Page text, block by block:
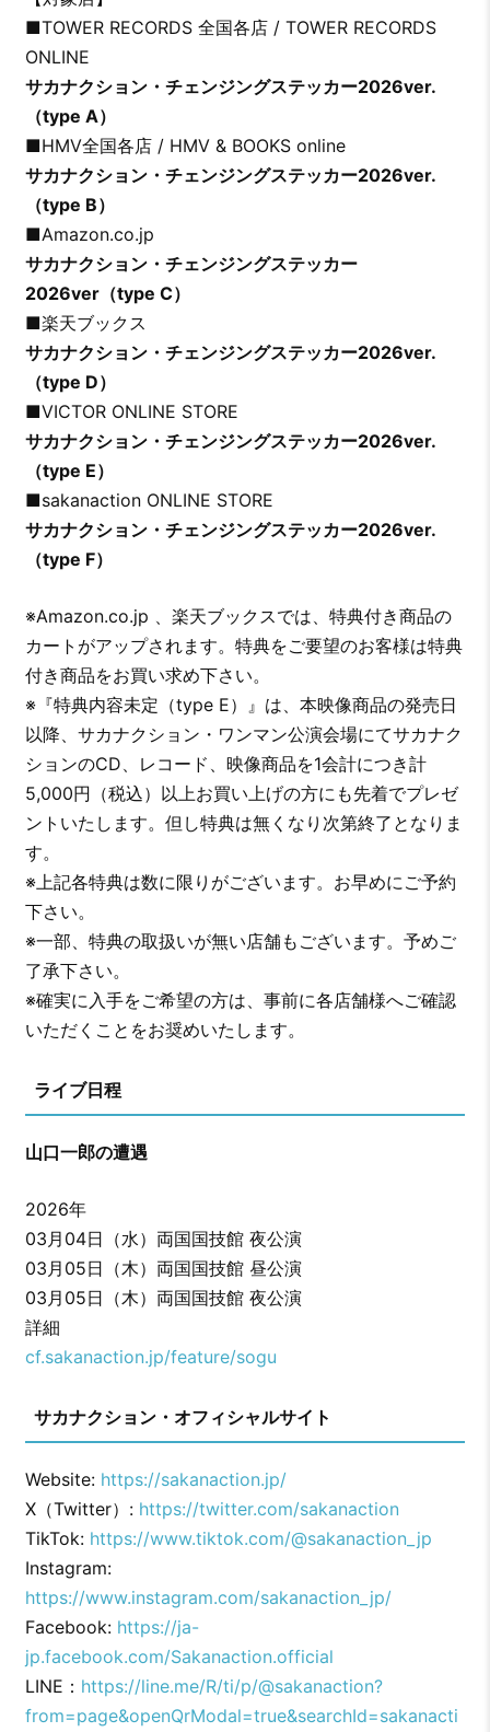
■TOWER RECORDS 全国各店 / TOWER RECORDS
ONLINE
サカナクション・チェンジングステッカー2026ver.
（type A）
■HMV全国各店 / HMV & BOOKS online
サカナクション・チェンジングステッカー2026ver.
（type B）
■Amazon.co.jp
サカナクション・チェンジングステッカー
2026ver（type C）
■楽天ブックス
サカナクション・チェンジングステッカー2026ver.
（type D）
■VICTOR ONLINE STORE
サカナクション・チェンジングステッカー2026ver.
（type E）
■sakanaction ONLINE STORE
サカナクション・チェンジングステッカー2026ver.
（type F）
※Amazon.co.jp 、楽天ブックスでは、特典付き商品の
カートがアップされます。特典をご要望のお客様は特典
付き商品をお買い求め下さい。
※『特典内容未定（type E）』は、本映像商品の発売日
以降、サカナクション・ワンマン公演会場にてサカナク
ションのCD、レコード、映像商品を1会計につき計
5,000円（税込）以上お買い上げの方にも先着でプレゼ
ントいたします。但し特典は無くなり次第終了となりま
す。
※上記各特典は数に限りがございます。お早めにご予約
下さい。
※一部、特典の取扱いが無い店舗もございます。予めご
了承下さい。
※確実に入手をご希望の方は、事前に各店舗様へご確認
いただくことをお奨めいたします。
ライブ日程
山口一郎の遭遇
2026年
03月04日（水）両国国技館 夜公演
03月05日（木）両国国技館 昼公演
03月05日（木）両国国技館 夜公演
詳細
cf.sakanaction.jp/feature/sogu
サカナクション・オフィシャルサイト
Website: https://sakanaction.jp/
X（Twitter）: https://twitter.com/sakanaction
TikTok: https://www.tiktok.com/@sakanaction_jp
Instagram:
https://www.instagram.com/sakanaction_jp/
Facebook: https://ja-
jp.facebook.com/Sakanaction.official
LINE： https://line.me/R/ti/p/@sakanaction?
from=page&openQrModal=true&searchId=sakanacti